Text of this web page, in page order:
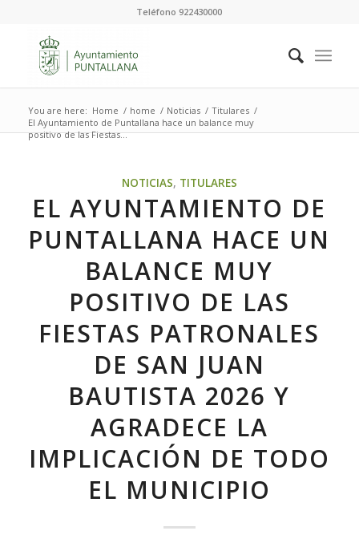
Teléfono 922430000
You are here: Home / home / Noticias / Titulares /
El Ayuntamiento de Puntallana hace un balance muy
positivo de las Fiestas...
NOTICIAS, TITULARES
EL AYUNTAMIENTO DE
PUNTALLANA HACE UN
BALANCE MUY
POSITIVO DE LAS
FIESTAS PATRONALES
DE SAN JUAN
BAUTISTA 2026 Y
AGRADECE LA
IMPLICACIÓN DE TODO
EL MUNICIPIO